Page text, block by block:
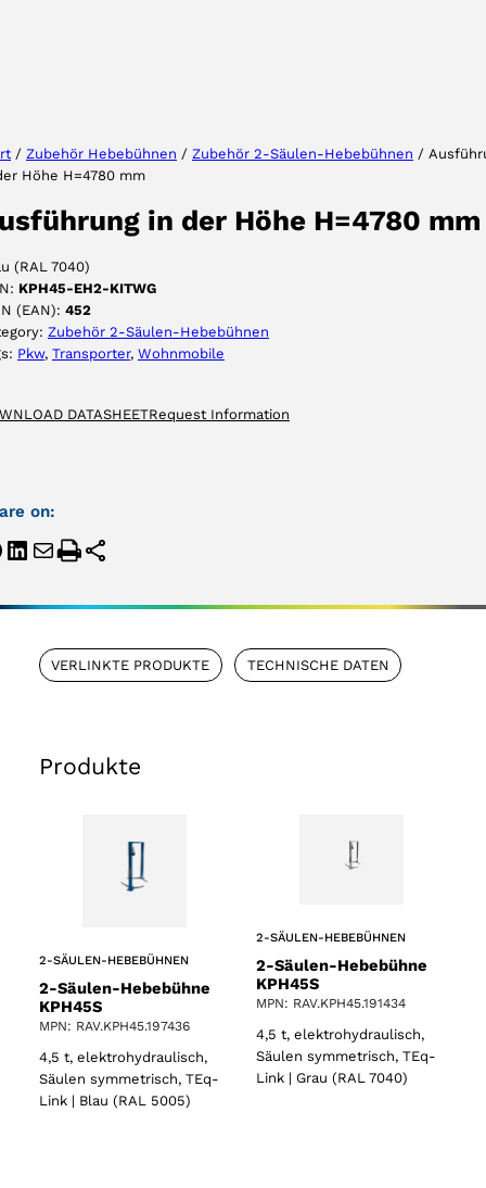
/ Zubehör Hebebühnen / Zubehör 2-Säulen-Hebebühnen /
Höhe H=4780 mm
in der Höhe H=4780 mm
(RAL 7040)
KPH45-EH2-KITWG
(EAN): 452
Zubehör 2-Säulen-Hebebühnen
Pkw, Transporter, Wohnmobile
DATASHEETRequest Information
on:
VERLINKTE PRODUKTE TECHNISCHE DATEN
Produkte
2-SÄULEN-HEBEBÜHNEN
2-Säulen-Hebebühne
KPH45S
MPN: RAV.KPH45.197436
4,5 t, elektrohydraulisch,
Säulen symmetrisch, TEq-
Link | Blau (RAL 5005)
2-SÄULEN-HEBEBÜHNEN
2-Säulen-Hebebühne
KPH45S
MPN: RAV.KPH45.191434
4,5 t, elektrohydraulisch,
Säulen symmetrisch, TEq-
Link | Grau (RAL 7040)
AKZEPTIEREN